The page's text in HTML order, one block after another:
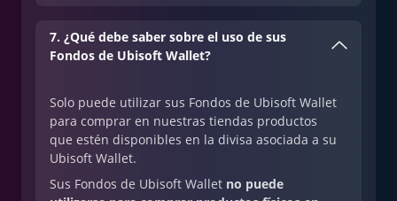
7. ¿Qué debe saber sobre el uso de sus
Fondos de Ubisoft Wallet?
Solo puede utilizar sus Fondos de Ubisoft Wallet
para comprar en nuestras tiendas productos
que estén disponibles en la divisa asociada a su
Ubisoft Wallet.
Sus Fondos de Ubisoft Wallet no puede